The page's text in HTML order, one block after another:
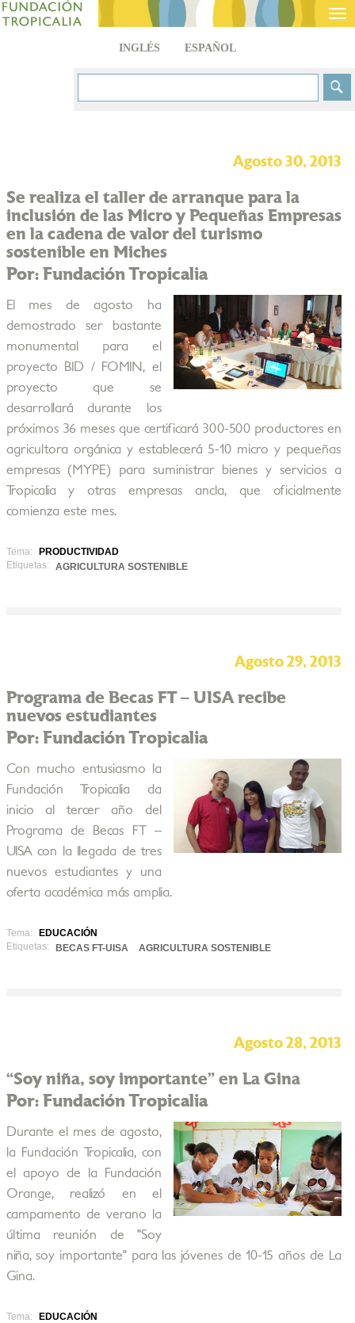
INGLÉS ESPAÑOL
Agosto 30, 2013
Se realiza el taller de arranque para la
inclusión de las Micro y Pequeñas Empresas
en la cadena de valor del turismo
sostenible en Miches
Por: Fundación Tropicalia
El mes de agosto ha
demostrado ser bastante
monumental para el
proyecto BID / FOMIN, el
proyecto que se
desarrollará durante los
próximos 36 meses que certificará 300-500 productores en
agricultora orgánica y establecerá 5-10 micro y pequeñas
empresas (MYPE) para suministrar bienes y servicios a
Tropicalia y otras empresas ancla, que oficialmente
comienza este mes.
Tema:
PRODUCTIVIDAD
Etiquetas:
AGRICULTURA SOSTENIBLE
Agosto 29, 2013
Programa de Becas FT – UISA recibe
nuevos estudiantes
Por: Fundación Tropicalia
Con mucho entusiasmo la
Fundación Tropicalia da
inicio al tercer año del
Programa de Becas FT –
UISA con la llegada de tres
nuevos estudiantes y una
oferta académica más amplia.
Tema:
EDUCACIÓN
Etiquetas:
BECAS FT-UISA AGRICULTURA SOSTENIBLE
Agosto 28, 2013
“Soy niña, soy importante” en La Gina
Por: Fundación Tropicalia
Durante el mes de agosto,
la Fundación Tropicalia, con
el apoyo de la Fundación
Orange, realizó en el
campamento de verano la
última reunión de "Soy
niña, soy importante" para las jóvenes de 10-15 años de La
Gina.
Tema:
EDUCACIÓN